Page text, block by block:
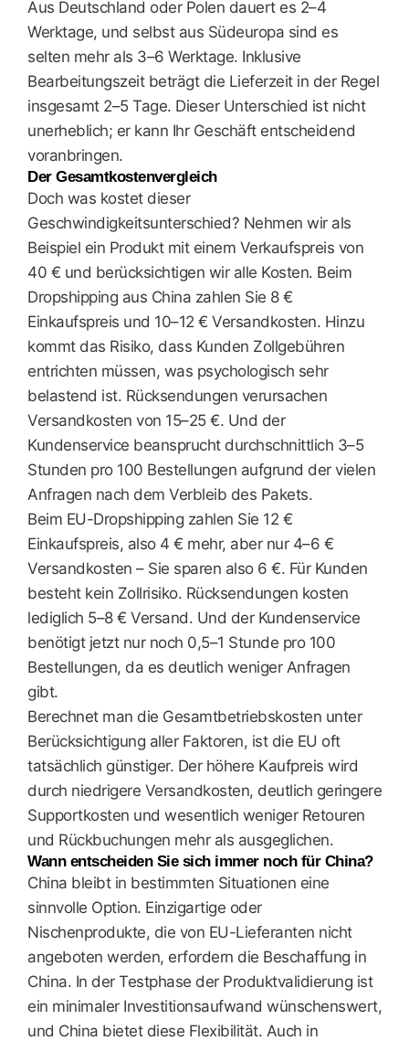
Aus Deutschland oder Polen dauert es 2–4
Werktage, und selbst aus Südeuropa sind es
selten mehr als 3–6 Werktage. Inklusive
Bearbeitungszeit beträgt die Lieferzeit in der Regel
insgesamt 2–5 Tage. Dieser Unterschied ist nicht
unerheblich; er kann Ihr Geschäft entscheidend
voranbringen.
Der Gesamtkostenvergleich
Doch was kostet dieser
Geschwindigkeitsunterschied? Nehmen wir als
Beispiel ein Produkt mit einem Verkaufspreis von
40 € und berücksichtigen wir alle Kosten. Beim
Dropshipping aus China zahlen Sie 8 €
Einkaufspreis und 10–12 € Versandkosten. Hinzu
kommt das Risiko, dass Kunden Zollgebühren
entrichten müssen, was psychologisch sehr
belastend ist. Rücksendungen verursachen
Versandkosten von 15–25 €. Und der
Kundenservice beansprucht durchschnittlich 3–5
Stunden pro 100 Bestellungen aufgrund der vielen
Anfragen nach dem Verbleib des Pakets.
Beim EU-Dropshipping zahlen Sie 12 €
Einkaufspreis, also 4 € mehr, aber nur 4–6 €
Versandkosten – Sie sparen also 6 €. Für Kunden
besteht kein Zollrisiko. Rücksendungen kosten
lediglich 5–8 € Versand. Und der Kundenservice
benötigt jetzt nur noch 0,5–1 Stunde pro 100
Bestellungen, da es deutlich weniger Anfragen
gibt.
Berechnet man die Gesamtbetriebskosten unter
Berücksichtigung aller Faktoren, ist die EU oft
tatsächlich günstiger. Der höhere Kaufpreis wird
durch niedrigere Versandkosten, deutlich geringere
Supportkosten und wesentlich weniger Retouren
und Rückbuchungen mehr als ausgeglichen.
Wann entscheiden Sie sich immer noch für China?
China bleibt in bestimmten Situationen eine
sinnvolle Option. Einzigartige oder
Nischenprodukte, die von EU-Lieferanten nicht
angeboten werden, erfordern die Beschaffung in
China. In der Testphase der Produktvalidierung ist
ein minimaler Investitionsaufwand wünschenswert,
und China bietet diese Flexibilität. Auch in